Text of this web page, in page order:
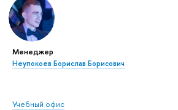
Менеджер
Неупокоев Борислав Борисович
Учебный офис